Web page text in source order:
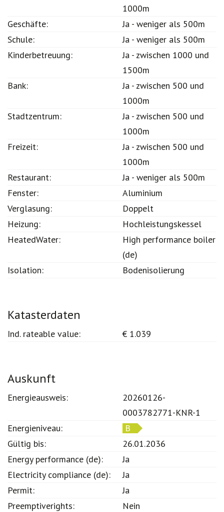
1000m
Geschäfte:
Ja - weniger als 500m
Schule:
Ja - weniger als 500m
Kinderbetreuung:
Ja - zwischen 1000 und
1500m
Bank:
Ja - zwischen 500 und
1000m
Stadtzentrum:
Ja - zwischen 500 und
1000m
Freizeit:
Ja - zwischen 500 und
1000m
Restaurant:
Ja - weniger als 500m
Fenster:
Aluminium
Verglasung:
Doppelt
Heizung:
Hochleistungskessel
HeatedWater:
High performance boiler
(de)
Isolation:
Bodenisolierung
Katasterdaten
Ind. rateable value: € 1.039
Auskunft
Energieausweis:
20260126-
0003782771-KNR-1
Energieniveau:
B
Gültig bis:
26.01.2036
Energy performance (de):
Ja
Electricity compliance (de):
Ja
Permit:
Ja
Preemptiverights:
Nein